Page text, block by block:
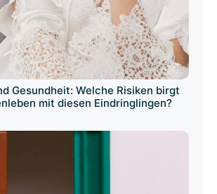
Gesundheit: Welche Risiken birgt
mit diesen Eindringlingen?